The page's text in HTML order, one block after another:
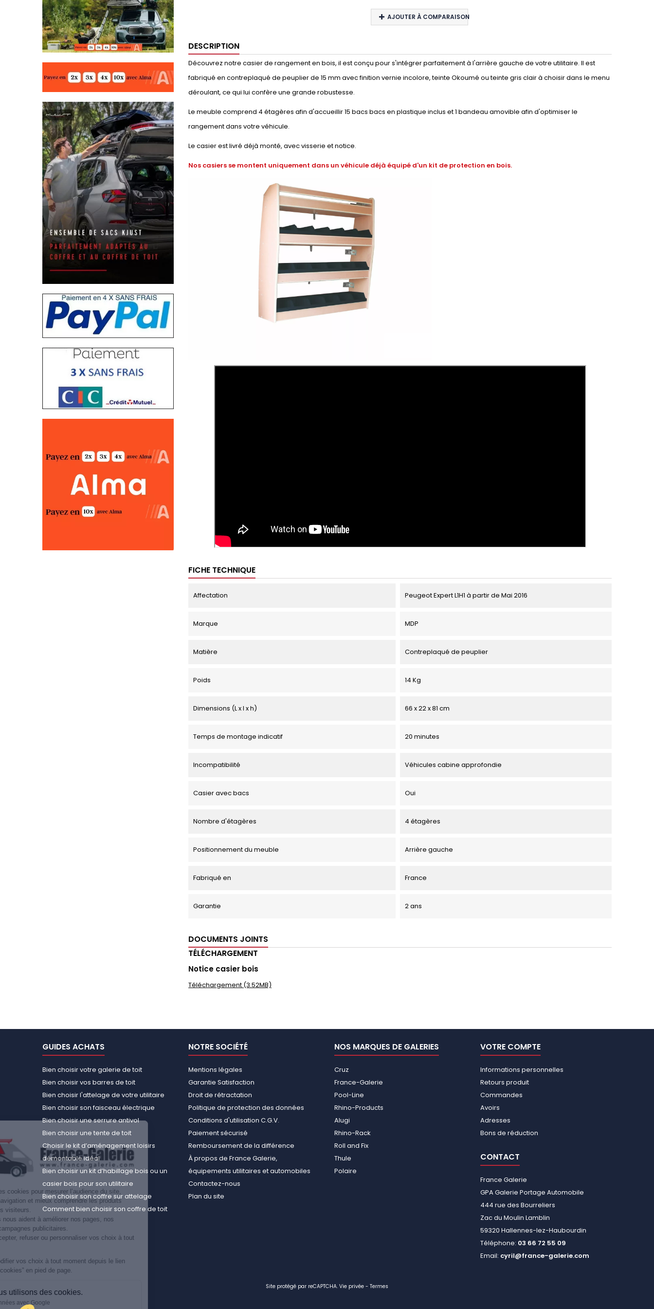
Nous utilisons des cookies pour mesurer l’audience du site,
améliorer votre navigation et mieux comprendre les produits
consultés par nos visiteurs.
Ces informations nous aident à améliorer nos pages, nos
conseils et nos campagnes publicitaires.
Vous pouvez accepter, refuser ou personnaliser vos choix à tout
Vous pouvez modifier vos choix à tout moment depuis le lien
“Préférences de cookies” en pied de page.
Pourquoi nous utilisons des cookies.
Partage de données avec Google
AJOUTER À COMPARAISON
DESCRIPTION
Découvrez notre casier de rangement en bois, il est conçu pour s'intégrer parfaitement à l'arrière gauche de votre utilitaire. Il est
fabriqué en contreplaqué de peuplier de 15 mm avec finition vernie incolore, teinte Okoumé ou teinte gris clair à choisir dans le menu
déroulant, ce qui lui confère une grande robustesse.
Le meuble comprend 4 étagères afin d'accueillir 15 bacs bacs en plastique inclus et 1 bandeau amovible afin d'optimiser le
rangement dans votre véhicule.
Le casier est livré déjà monté, avec visserie et notice.
Nos casiers se montent uniquement dans un véhicule déjà équipé d'un kit de protection en bois.
FICHE TECHNIQUE
Affectation Peugeot Expert L1H1 à partir de Mai 2016
Marque MDP
Matière Contreplaqué de peuplier
Poids 14 Kg
Dimensions (L x l x h) 66 x 22 x 81 cm
Temps de montage indicatif 20 minutes
Incompatibilité Véhicules cabine approfondie
Casier avec bacs Oui
Nombre d'étagères 4 étagères
Positionnement du meuble Arrière gauche
Fabriqué en France
Garantie 2 ans
DOCUMENTS JOINTS
TÉLÉCHARGEMENT
Notice casier bois
Téléchargement (3.52MB)
GUIDES ACHATS
Bien choisir votre galerie de toit
Bien choisir vos barres de toit
Bien choisir l'attelage de votre utilitaire
Bien choisir son faisceau électrique
Bien choisir une serrure antivol
Bien choisir une tente de toit
Choisir le kit d’aménagement loisirs
démontable idéal
Bien choisir un kit d’habillage bois ou un
casier bois pour son utilitaire
Bien choisir son coffre sur attelage
Comment bien choisir son coffre de toit
NOTRE SOCIÉTÉ
Mentions légales
Garantie Satisfaction
Droit de rétractation
Politique de protection des données
Conditions d'utilisation C.G.V.
Paiement sécurisé
Remboursement de la différence
À propos de France Galerie,
équipements utilitaires et automobiles
Contactez-nous
Plan du site
NOS MARQUES DE GALERIES
Cruz
France-Galerie
Pool-Line
Rhino-Products
Alugi
Rhino-Rack
Roll and Fix
Thule
Polaire
VOTRE COMPTE
Informations personnelles
Retours produit
Commandes
Avoirs
Adresses
Bons de réduction
CONTACT
France Galerie
GPA Galerie Portage Automobile
444 rue des Bourreliers
Zac du Moulin Lamblin
59320 Hallennes-lez-Haubourdin
Téléphone: 03 66 72 55 09
Email: cyril@france-galerie.com
Site protégé par reCAPTCHA. Vie privée - Termes